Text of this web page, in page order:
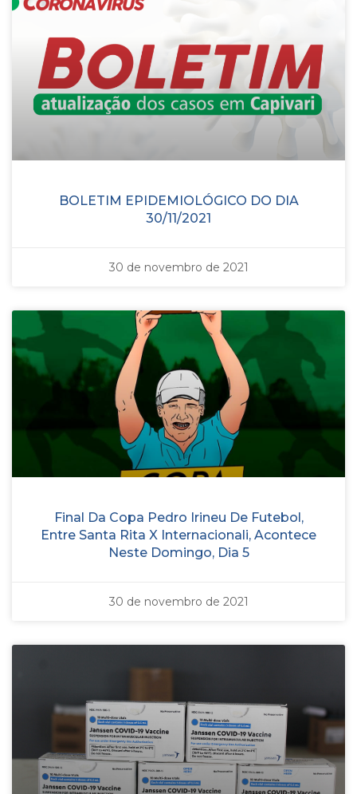
BOLETIM EPIDEMIOLÓGICO DO DIA
30/11/2021
30 de novembro de 2021
Final Da Copa Pedro Irineu De Futebol,
Entre Santa Rita X Internacionali, Acontece
Neste Domingo, Dia 5
30 de novembro de 2021